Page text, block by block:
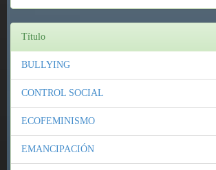
Título
BULLYING
CONTROL SOCIAL
ECOFEMINISMO
EMANCIPACIÓN